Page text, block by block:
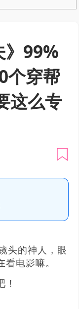
》99%
个穿帮
这么专
头的神人，眼
电影嘛。